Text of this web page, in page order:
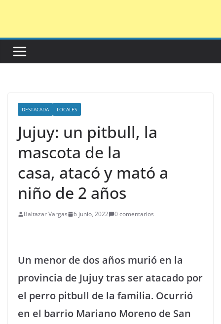
DESTACADA LOCALES
Jujuy: un pitbull, la
mascota de la
casa, atacó y mató a
niño de 2 años
Baltazar Vargas 6 junio, 2022 0 comentarios
Un menor de dos años murió en la
provincia de Jujuy tras ser atacado por
el perro pitbull de la familia. Ocurrió
en el barrio Mariano Moreno de San